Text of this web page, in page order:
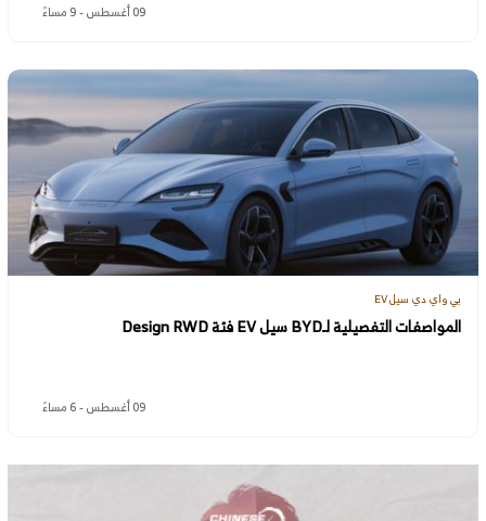
09 أغسطس - 9 مساءً
بي واي دي سيل EV
المواصفات التفصيلية لـBYD سيل EV فئة Design RWD
09 أغسطس - 6 مساءً